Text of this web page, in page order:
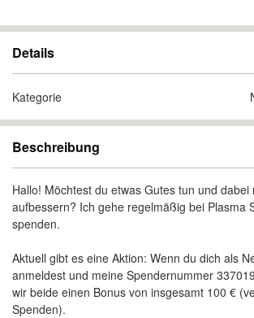
Details
Kategorie
Beschreibung
Hallo! Möchtest du etwas Gutes tun und
aufbessern? Ich gehe regelmäßig bei Plasma
spenden.
Aktuell gibt es eine Aktion: Wenn du dich als
anmeldest und meine Spendernummer
wir beide einen Bonus von insgesamt 100 €
Spenden).